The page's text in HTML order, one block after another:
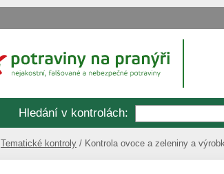
Hledání v kontrolách:
Tematické kontroly Kontrola ovoce a zeleniny a